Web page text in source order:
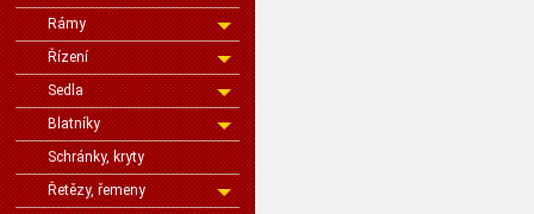
Rámy
Řízení
Sedla
Blatníky
Schránky, kryty
Řetězy, řemeny